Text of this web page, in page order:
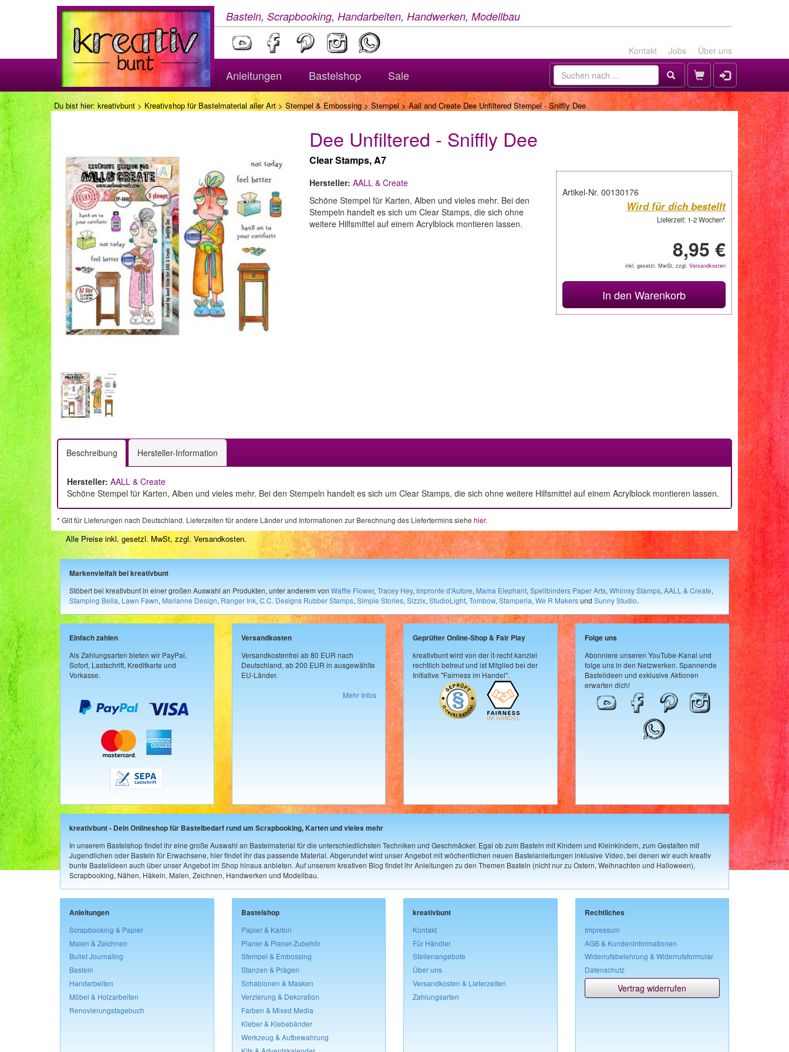
Basteln, Scrapbooking, Handarbeiten, Handwerken, Modellbau
Kontakt Jobs Über uns
Anleitungen Bastelshop Sale
Du bist hier: kreativbunt > Kreativshop für Bastelmaterial aller Art> Stempel & Embossing> Stempel> Aall and Create Dee Unfiltered Stempel - Sniffly Dee
Dee Unfiltered - Sniffly Dee
Clear Stamps, A7
Artikel-Nr. 00130176
Wird für dich bestellt
Lieferzeit: 1-2 Wochen*
8,95 €
inkl. gesetzl. MwSt, zzgl. Versandkosten
In den Warenkorb
Hersteller: AALL & Create
Schöne Stempel für Karten, Alben und vieles mehr. Bei den
Stempeln handelt es sich um Clear Stamps, die sich ohne
weitere Hilfsmittel auf einem Acrylblock montieren lassen.
Beschreibung Hersteller-Information
Hersteller: AALL & Create
Schöne Stempel für Karten, Alben und vieles mehr. Bei den Stempeln handelt es sich um Clear Stamps, die sich ohne weitere Hilfsmittel auf einem Acrylblock montieren lassen.
* Gilt für Lieferungen nach Deutschland. Lieferzeiten für andere Länder und Informationen zur Berechnung des Liefertermins siehe hier.
Alle Preise inkl. gesetzl. MwSt, zzgl. Versandkosten.
Markenvielfalt bei kreativbunt
Stöbert bei kreativbunt in einer großen Auswahl an Produkten, unter anderem von Waffle Flower, Tracey Hey, Impronte d'Autore, Mama Elephant, Spellbinders Paper Arts, Whimsy Stamps, AALL & Create,
Stamping Bella, Lawn Fawn, Marianne Design, Ranger Ink, C.C. Designs Rubber Stamps, Simple Stories, Sizzix, StudioLight, Tombow, Stamperia, We R Makersund Sunny Studio.
Einfach zahlen
Als Zahlungsarten bieten wir PayPal,
Sofort, Lastschrift, Kreditkarte und
Vorkasse.
Versandkosten
Versandkostenfrei ab 80 EUR nach
Deutschland, ab 200 EUR in ausgewählte
EU-Länder.
Mehr Infos
Geprüfter Online-Shop & Fair Play
kreativbunt wird von der it-recht kanzlei
rechtlich betreut und ist Mitglied bei der
Initiative "Fairness im Handel".
Folge uns
Abonniere unseren YouTube-Kanal und
folge uns in den Netzwerken. Spannende
Bastelideen und exklusive Aktionen
erwarten dich!
kreativbunt - Dein Onlineshop für Bastelbedarf rund um Scrapbooking, Karten und vieles mehr
In unserem Bastelshop findet ihr eine große Auswahl an Bastelmaterial für die unterschiedlichsten Techniken und Geschmäcker. Egal ob zum Basteln mit Kindern und Kleinkindern, zum Gestalten mit
Jugendlichen oder Basteln für Erwachsene, hier findet ihr das passende Material. Abgerundet wird unser Angebot mit wöchentlichen neuen Bastelanleitungen inklusive Video, bei denen wir euch kreativ
bunte Bastelideen auch über unser Angebot im Shop hinaus anbieten. Auf unserem kreativen Blog findet ihr Anleitungen zu den Themen Basteln (nicht nur zu Ostern, Weihnachten und Halloween),
Scrapbooking, Nähen, Häkeln, Malen, Zeichnen, Handwerken und Modellbau.
Anleitungen
Scrapbooking & Papier
Malen & Zeichnen
Bullet Journaling
Basteln
Handarbeiten
Möbel & Holzarbeiten
Renovierungstagebuch
Bastelshop
Papier & Karton
Planer & Planer-Zubehör
Stempel & Embossing
Stanzen & Prägen
Schablonen & Masken
Verzierung & Dekoration
Farben & Mixed Media
Kleber & Klebebänder
Werkzeug & Aufbewahrung
kreativbunt
Kontakt
Für Händler
Stellenangebote
Über uns
Versandkosten & Lieferzeiten
Zahlungsarten
Rechtliches
Impressum
AGB & Kundeninformationen
Widerrufsbelehrung & Widerrufsformular
Datenschutz
Vertrag widerrufen